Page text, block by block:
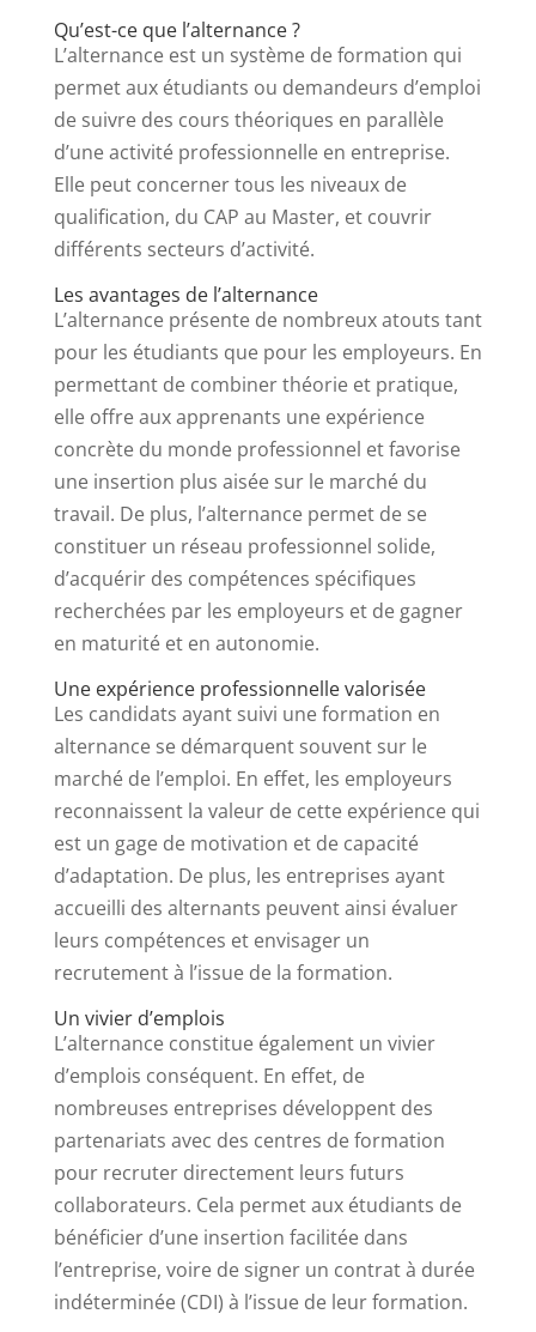
Qu’est-ce que l’alternance ?
L’alternance est un système de formation qui
permet aux étudiants ou demandeurs d’emploi
de suivre des cours théoriques en parallèle
d’une activité professionnelle en entreprise.
Elle peut concerner tous les niveaux de
qualification, du CAP au Master, et couvrir
différents secteurs d’activité.
Les avantages de l’alternance
L’alternance présente de nombreux atouts tant
pour les étudiants que pour les employeurs. En
permettant de combiner théorie et pratique,
elle offre aux apprenants une expérience
concrète du monde professionnel et favorise
une insertion plus aisée sur le marché du
travail. De plus, l’alternance permet de se
constituer un réseau professionnel solide,
d’acquérir des compétences spécifiques
recherchées par les employeurs et de gagner
en maturité et en autonomie.
Une expérience professionnelle valorisée
Les candidats ayant suivi une formation en
alternance se démarquent souvent sur le
marché de l’emploi. En effet, les employeurs
reconnaissent la valeur de cette expérience qui
est un gage de motivation et de capacité
d’adaptation. De plus, les entreprises ayant
accueilli des alternants peuvent ainsi évaluer
leurs compétences et envisager un
recrutement à l’issue de la formation.
Un vivier d’emplois
L’alternance constitue également un vivier
d’emplois conséquent. En effet, de
nombreuses entreprises développent des
partenariats avec des centres de formation
pour recruter directement leurs futurs
collaborateurs. Cela permet aux étudiants de
bénéficier d’une insertion facilitée dans
l’entreprise, voire de signer un contrat à durée
indéterminée (CDI) à l’issue de leur formation.